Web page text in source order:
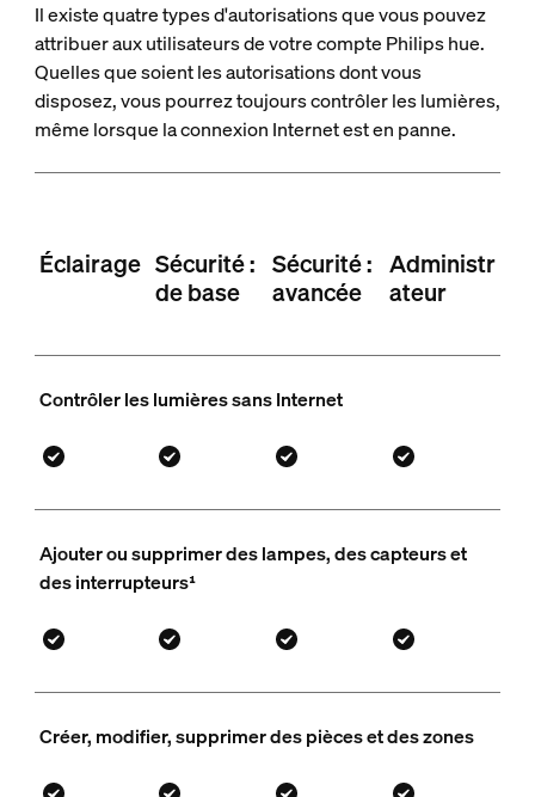
Il existe quatre types d'autorisations que vous pouvez
attribuer aux utilisateurs de votre compte Philips hue.
Quelles que soient les autorisations dont vous
disposez, vous pourrez toujours contrôler les lumières,
même lorsque la connexion Internet est en panne.
Éclairage Sécurité :
de base
Sécurité :
avancée
Administr
ateur
Contrôler les lumières sans Internet
Ajouter ou supprimer des lampes, des capteurs et
des interrupteurs¹
Créer, modifier, supprimer des pièces et des zones